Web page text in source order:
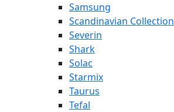
Samsung
Scandinavian Collection
Severin
Shark
Solac
Starmix
Taurus
Tefal